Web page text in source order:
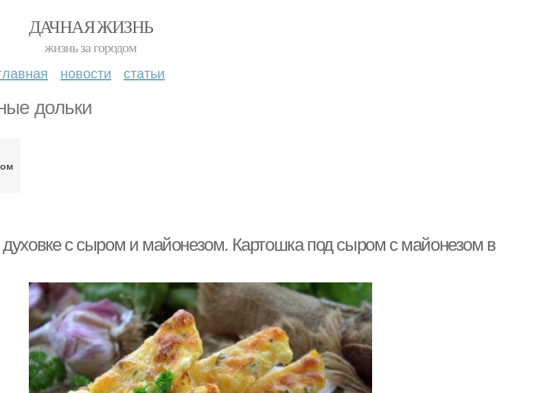
ДАЧНАЯ ЖИЗНЬ
жизнь за городом
новости статьи
дольки
с сыром и майонезом. Картошка под сыром с майонезом в